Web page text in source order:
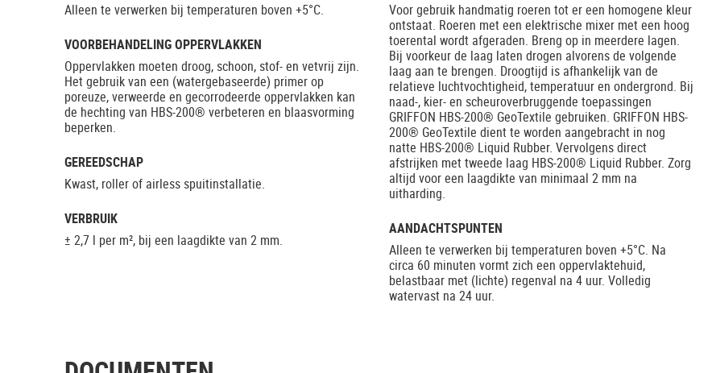
Alleen te verwerken bij temperaturen boven +5°C.
VOORBEHANDELING OPPERVLAKKEN
Oppervlakken moeten droog, schoon, stof- en vetvrij zijn.
Het gebruik van een (watergebaseerde) primer op
poreuze, verweerde en gecorrodeerde oppervlakken kan
de hechting van HBS-200® verbeteren en blaasvorming
beperken.
GEREEDSCHAP
Kwast, roller of airless spuitinstallatie.
VERBRUIK
± 2,7 l per m², bij een laagdikte van 2 mm.
Voor gebruik handmatig roeren tot er een homogene kleur
ontstaat. Roeren met een elektrische mixer met een hoog
toerental wordt afgeraden. Breng op in meerdere lagen.
Bij voorkeur de laag laten drogen alvorens de volgende
laag aan te brengen. Droogtijd is afhankelijk van de
relatieve luchtvochtigheid, temperatuur en ondergrond. Bij
naad-, kier- en scheuroverbruggende toepassingen
GRIFFON HBS-200® GeoTextile gebruiken. GRIFFON HBS-
200® GeoTextile dient te worden aangebracht in nog
natte HBS-200® Liquid Rubber. Vervolgens direct
afstrijken met tweede laag HBS-200® Liquid Rubber. Zorg
altijd voor een laagdikte van minimaal 2 mm na
uitharding.
AANDACHTSPUNTEN
Alleen te verwerken bij temperaturen boven +5°C. Na
circa 60 minuten vormt zich een oppervlaktehuid,
belastbaar met (lichte) regenval na 4 uur. Volledig
watervast na 24 uur.